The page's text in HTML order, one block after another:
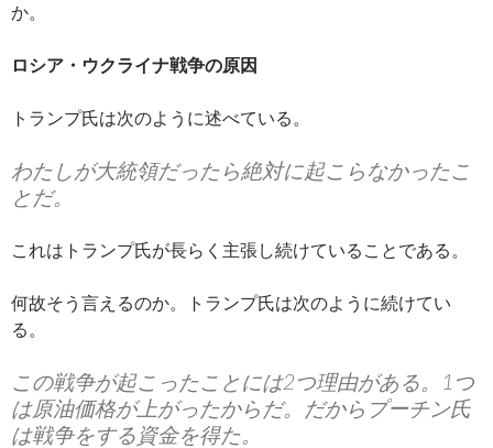
か。
ロシア・ウクライナ戦争の原因
トランプ氏は次のように述べている。
わたしが大統領だったら絶対に起こらなかったこ
とだ。
これはトランプ氏が長らく主張し続けていることである。
何故そう言えるのか。トランプ氏は次のように続けてい
る。
この戦争が起こったことには2つ理由がある。1つ
は原油価格が上がったからだ。だからプーチン氏
は戦争をする資金を得た。